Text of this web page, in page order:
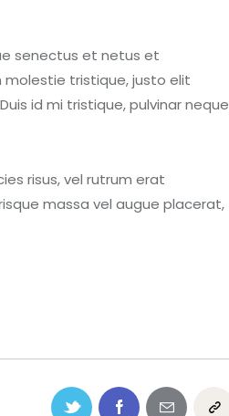
senectus et netus et
molestie tristique, justo elit
id mi tristique, pulvinar neque
risus, vel rutrum erat
massa vel augue placerat,